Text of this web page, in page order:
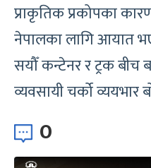
प्राकृतिक प्रकोपका
नेपालका लागि आयात
सयौँ कन्टेनर र ट्रक बीच
व्यवसायी चर्को व्ययभार
0